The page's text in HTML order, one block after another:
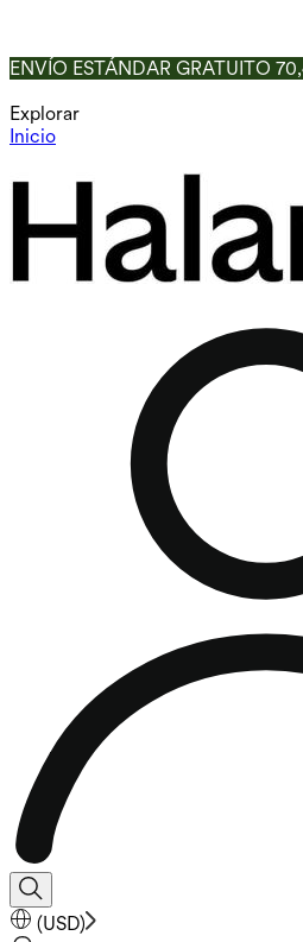
ENVÍO ESTÁNDAR GRATUITO
Explorar
Inicio
(USD)